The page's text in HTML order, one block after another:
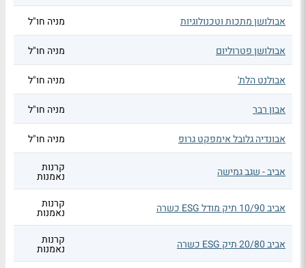
אבולושן מתכות וטכנולוגיות מניה חו"ל
אבולושן פטרוליום מניה חו"ל
אבולנט הלת' מניה חו"ל
אבון רבר מניה חו"ל
אבונדיה גלובל אימפקט גרופ מניה חו"ל
אביב - שגב גמישה קרנות
נאמנות
אביב 10/90 תיק מודל ESG כשרה קרנות
נאמנות
אביב 20/80 תיק ESG כשרה קרנות
נאמנות